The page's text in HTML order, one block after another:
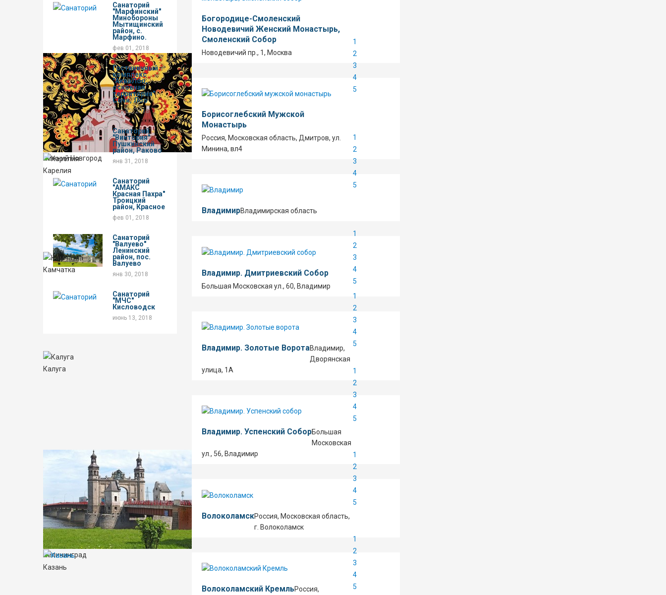
Богородице-Смоленский
Новодевичий Женский Монастырь,
Смоленский Собор
1
2
3
4
5
Новодевичий пр., 1, Москва
Борисоглебский Мужской
Монастырь
1
2
3
4
5
Россия, Московская область, Дмитров, ул.
Минина, вл4
Владимир
1
2
3
4
5
Владимирская область
Владимир. Дмитриевский Собор
1
2
3
4
5
Большая Московская ул., 60, Владимир
Владимир. Золотые Ворота
1
2
3
4
5
Владимир,
Дворянская
улица, 1А
Владимир. Успенский Собор
1
2
3
4
5
Большая
Московская
ул., 56, Владимир
Волоколамск
1
2
3
4
5
Россия, Московская область,
г. Волоколамск
Волоколамский КремльРоссия,
Нижний Новгород
Карелия
Камчатка
Калуга
Калининград
Казань
Санаторий
"Марфинский"
Минобороны
Мытищинский
район, с.
Марфино.
фев 01, 2018
Гостиничный
комплекс
"АкваЛоо,
основная
территория"
Сочи, Лоо
фев 02, 2018
Санаторий
"Виктория"
Пушкинский
район, Раково
янв 31, 2018
Санаторий
"АМАКС
Красная Пахра"
Троицкий
район, Красное
фев 01, 2018
Санаторий
"Валуево"
Ленинский
район, пос.
Валуево
янв 30, 2018
Санаторий
"МЧС"
Кисловодск
июнь 13, 2018